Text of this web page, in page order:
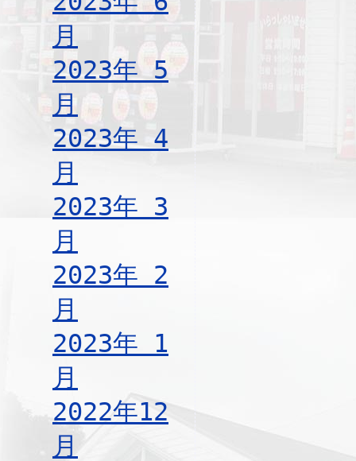
月
2023年 5
月
2023年 4
月
2023年 3
月
2023年 2
月
2023年 1
月
2022年12
月